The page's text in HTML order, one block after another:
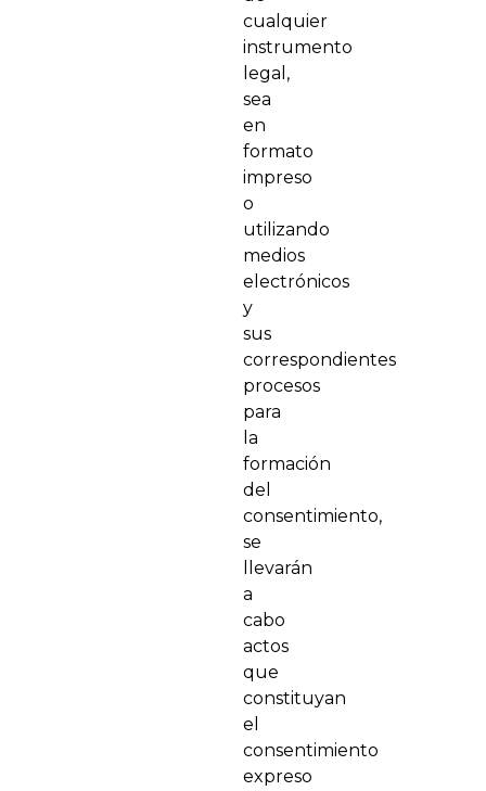
cualquier
instrumento
legal,
sea
en
formato
impreso
o
utilizando
medios
electrónicos
y
sus
correspondientes
procesos
para
la
formación
del
consentimiento,
se
llevarán
a
cabo
actos
que
constituyan
el
consentimiento
expreso